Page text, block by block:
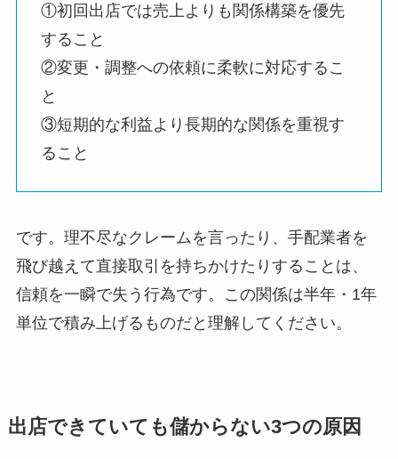
①初回出店では売上よりも関係構築を優先
すること
②変更・調整への依頼に柔軟に対応するこ
と
③短期的な利益より長期的な関係を重視す
ること
です。理不尽なクレームを言ったり、手配業者を
飛び越えて直接取引を持ちかけたりすることは、
信頼を一瞬で失う行為です。この関係は半年・1年
単位で積み上げるものだと理解してください。
出店できていても儲からない3つの原因